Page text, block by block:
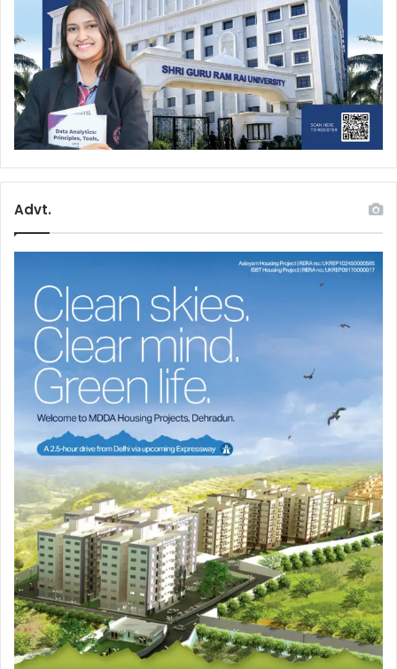
Advt.